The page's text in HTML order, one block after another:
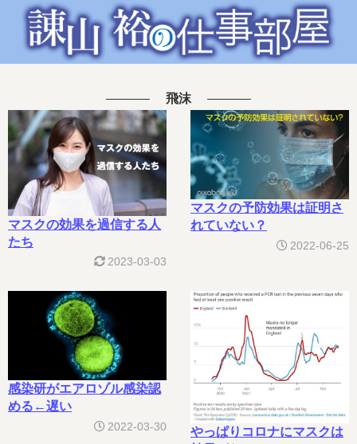
飛沫
マスクの効果を過信する人
たち
2023-03-03
マスクの予防効果は証明さ
れていない？
2022-06-25
感染研がエアロゾル感染認
める←遅い
2022-03-30
やっぱりコロナにマスクは